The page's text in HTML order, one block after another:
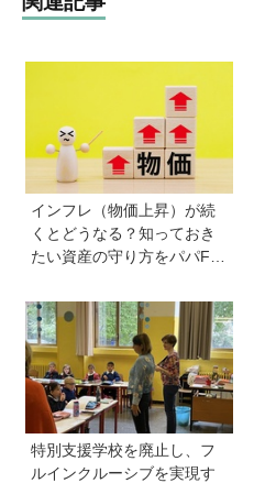
インフレ（物価上昇）が続
くとどうなる？知っておき
たい資産の守り方をパパFP
特別支援学校を廃止し、フ
ルインクルーシブを実現す